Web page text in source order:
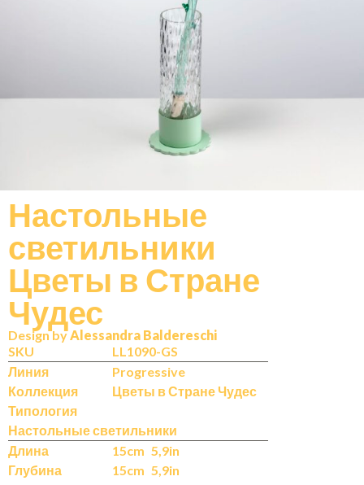
IT
Цветы в Стране
Чудес
Design byAlessandra Baldereschi
Настольные
светильники
SKU
LL1090-GS
Линия
Progressive
Коллекция
Цветы в Стране Чудес
Типология
Настольные светильники
Длина
15cm 5,9in
Глубина
15cm 5,9in